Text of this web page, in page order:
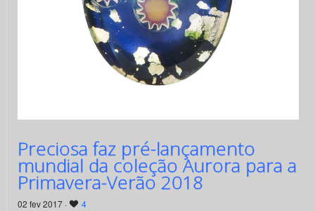
Preciosa faz pré-lançamento
mundial da coleção Aurora para a
Primavera-Verão 2018
02 fev 2017 · 4